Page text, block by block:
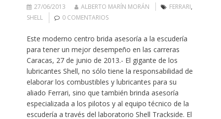
27/06/2013 ALBERTO MARÍN MORÁN FERRARI,
SHELL
0 COMENTARIOS
Este moderno centro brida asesoría a la escudería
para tener un mejor desempeño en las carreras
Caracas, 27 de junio de 2013.- El gigante de los
lubricantes Shell, no sólo tiene la responsabilidad de
elaborar los combustibles y lubricantes para su
aliado Ferrari, sino que también brinda asesoría
especializada a los pilotos y al equipo técnico de la
escudería a través del laboratorio Shell Trackside. El